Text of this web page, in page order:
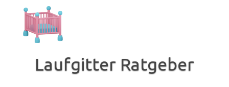
Inhalt
springen
Laufgitter Ratgeber